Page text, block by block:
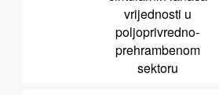
vrijednosti u
poljoprivredno-
prehrambenom
sektoru